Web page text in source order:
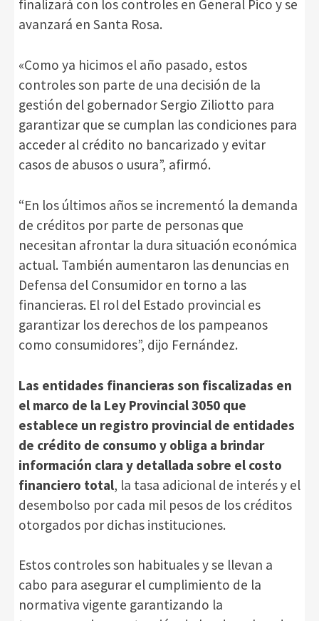
finalizará con los controles en General Pico y se
avanzará en Santa Rosa.
«Como ya hicimos el año pasado, estos
controles son parte de una decisión de la
gestión del gobernador Sergio Ziliotto para
garantizar que se cumplan las condiciones para
acceder al crédito no bancarizado y evitar
casos de abusos o usura”, afirmó.
“En los últimos años se incrementó la demanda
de créditos por parte de personas que
necesitan afrontar la dura situación económica
actual. También aumentaron las denuncias en
Defensa del Consumidor en torno a las
financieras. El rol del Estado provincial es
garantizar los derechos de los pampeanos
como consumidores”, dijo Fernández.
Las entidades financieras son fiscalizadas en
el marco de la Ley Provincial 3050 que
establece un registro provincial de entidades
de crédito de consumo y obliga a brindar
información clara y detallada sobre el costo
financiero total, la tasa adicional de interés y el
desembolso por cada mil pesos de los créditos
otorgados por dichas instituciones.
Estos controles son habituales y se llevan a
cabo para asegurar el cumplimiento de la
normativa vigente garantizando la